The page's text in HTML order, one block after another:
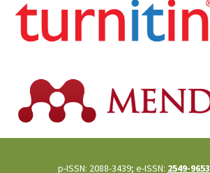
p-ISSN: 2088-3439; e-ISSN: 2549-9653